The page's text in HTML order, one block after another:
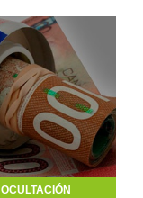
OCULTACIÓN